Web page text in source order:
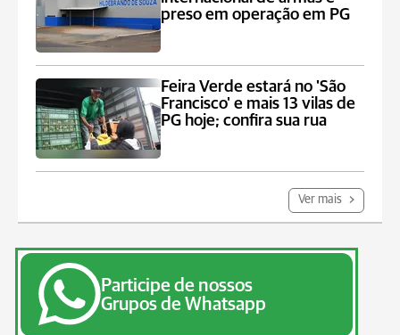
preso em operação em PG
Feira Verde estará no 'São
Francisco' e mais 13 vilas de
PG hoje; confira sua rua
Ver mais
Participe de nossos
Grupos de Whatsapp